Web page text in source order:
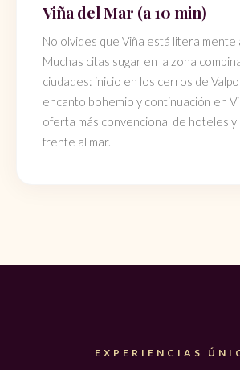
Viña del Mar (a 10 min)
No olvides que Viña está literalmente
Muchas citas sugar en la zona
ciudades: inicio en los cerros de
encanto bohemio y continuación en
oferta más convencional de hoteles
frente al mar.
EXPERIENCIAS